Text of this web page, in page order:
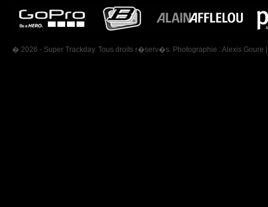
� 2026 - Super Trackday. Tous droits r�serv�s. Photographie : Alexis Goure